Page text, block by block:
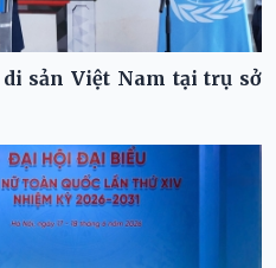
sản Việt Nam tại trụ sở